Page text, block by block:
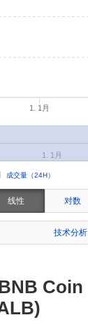
1. 1月
成交量（24H）
1. 1月
线性 对数
技术分析
Coin